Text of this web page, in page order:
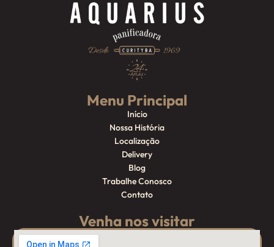
Menu Principal
Início
Nossa História
Localização
Delivery
Blog
Trabalhe Conosco
Contato
Venha nos visitar